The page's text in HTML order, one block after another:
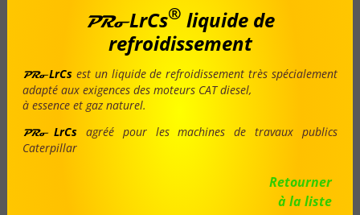
PRoLrCs® liquide de
refroidissement
PRoLrCsest un liquide de refroidissement très spécialement
adapté aux exigences des moteurs CAT diesel,
à essence et gaz naturel.
PRoLrCsagréé pour les machines de travaux publics
Caterpillar
Retourner
à la liste